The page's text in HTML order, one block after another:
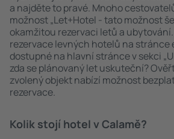
a najděte to pravé. Mnoho
možnost „Let+Hotel - tato možnost
okamžitou rezervaci letů a
rezervace levných hotelů na stránce
dostupné na hlavní stránce v sekci
zda se plánovaný let uskuteční?
zvolený objekt nabízí možnost
rezervace.
Kolik stojí hotel v Calamě?